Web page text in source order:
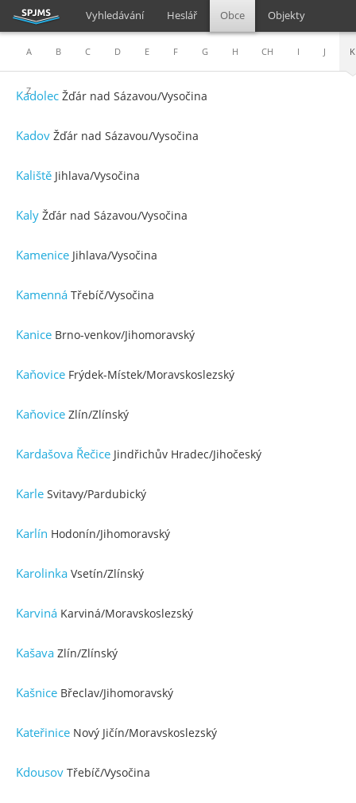
Vyhledávání Heslář Obce Objekty
A B C D E F G H CH I J K
Z
Kadolec Žďár nad Sázavou/Vysočina
Kadov Žďár nad Sázavou/Vysočina
Kaliště Jihlava/Vysočina
Kaly Žďár nad Sázavou/Vysočina
Kamenice Jihlava/Vysočina
Kamenná Třebíč/Vysočina
Kanice Brno-venkov/Jihomoravský
Kaňovice Frýdek-Místek/Moravskoslezský
Kaňovice Zlín/Zlínský
Kardašova Řečice Jindřichův Hradec/Jihočeský
Karle Svitavy/Pardubický
Karlín Hodonín/Jihomoravský
Karolinka Vsetín/Zlínský
Karviná Karviná/Moravskoslezský
Kašava Zlín/Zlínský
Kašnice Břeclav/Jihomoravský
Kateřinice Nový Jičín/Moravskoslezský
Kdousov Třebíč/Vysočina